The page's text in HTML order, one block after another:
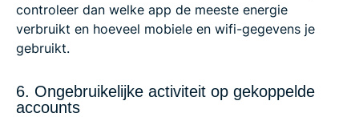
controleer dan welke app de meeste energie
verbruikt en hoeveel mobiele en wifi-gegevens je
gebruikt.
6. Ongebruikelijke activiteit op gekoppelde
accounts